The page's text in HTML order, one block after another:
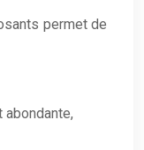
permet de